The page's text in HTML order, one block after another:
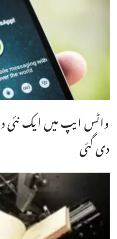
واٹس ایپ میں ایک
دی گئی